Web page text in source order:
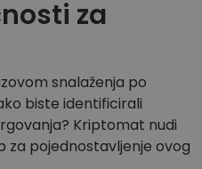
za
snalaženja po
biste identificirali
Kriptomat nudi
pojednostavljenje ovog